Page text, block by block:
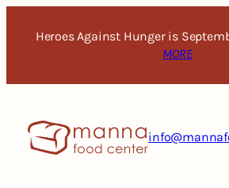
Heroes Against Hunger is
MORE